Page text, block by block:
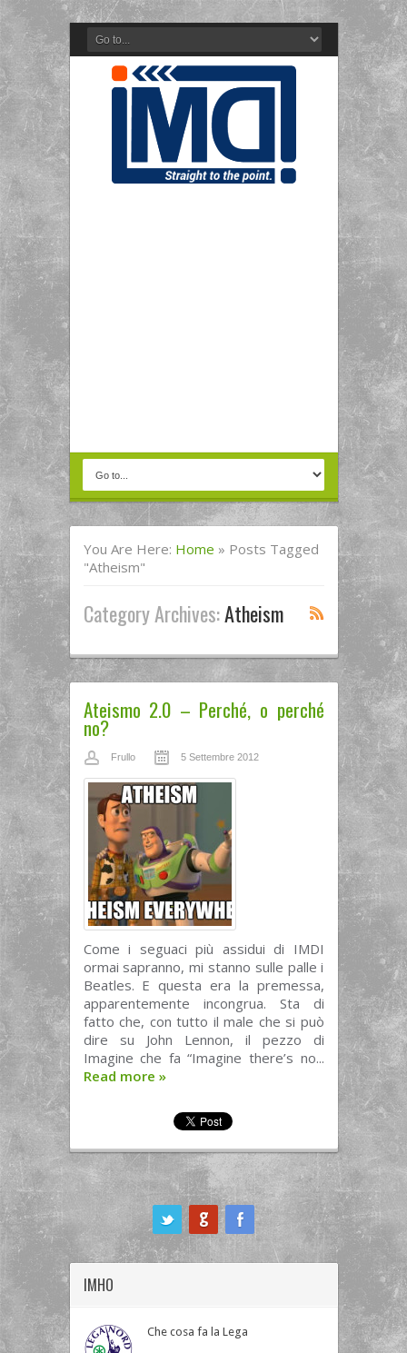
You Are Here: Home » Posts Tagged
"atheism"
Category Archives:Atheism
Ateismo 2.0 – Perché, o perché
no?
Frullo 5 Settembre 2012
Come i seguaci più assidui di IMDI
ormai sapranno, mi stanno sulle palle i
Beatles. E questa era la premessa,
apparentemente incongrua. Sta di
fatto che, con tutto il male che si può
dire su John Lennon, il pezzo di
Imagine che fa “Imagine there’s no...
Read more »
IMHO
Che cosa fa la Lega